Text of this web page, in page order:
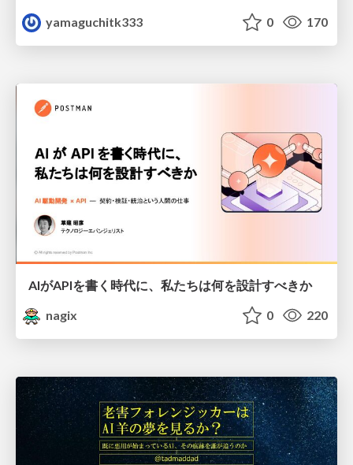
yamaguchitk333
0 170
AIがAPIを書く時代に、私たちは何を設計すべきか
nagix
0 220